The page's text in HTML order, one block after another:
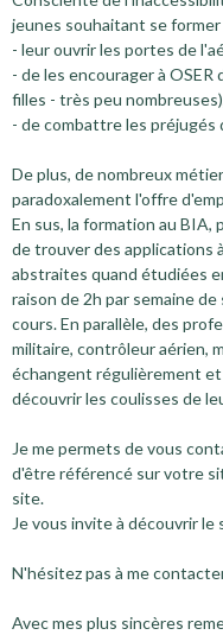
jeunes souhaitant se
- leur ouvrir les portes de
- de les encourager à
filles - très peu
- de combattre les
De plus, de nombreux
paradoxalement l'offre
En sus, la formation au
de trouver des applications
abstraites quand étudiées
raison de 2h par semaine
cours. En parallèle, des
militaire, contrôleur aérien,
échangent régulièrement
découvrir les coulisses de
Je me permets de vous
d'être référencé sur votre
site.
Je vous invite à découvrir
N'hésitez pas à me
Avec mes plus sincères